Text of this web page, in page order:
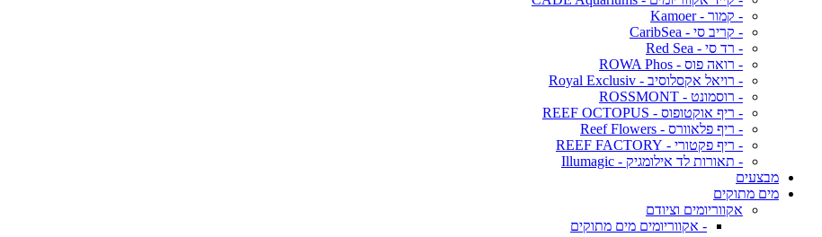
- קמור - Kamoer
- קריב סי - CaribSea
- רד סי - Red Sea
- רואה פוס - ROWA Phos
- רויאל אקסלוסיב - Royal Exclusiv
- רוסמונט - ROSSMONT
- ריף אוקטופוס - REEF OCTOPUS
- ריף פלאוורס - Reef Flowers
- ריף פקטורי - REEF FACTORY
- תאורות לד אילומגיק - Illumagic
מבצעים
מים מתוקים
אקווריומים וציודם
- אקווריומים מים מתוקים